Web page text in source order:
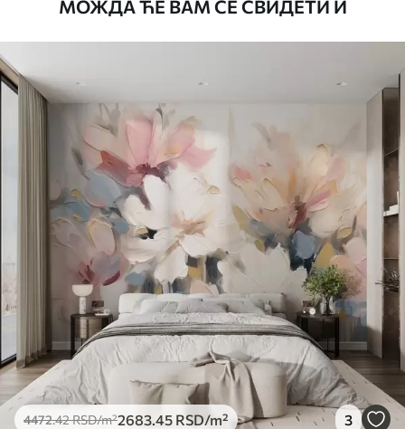
Доступни материјали
Стандард
.42 2683 .45RSD/m²
Премиум
5525.00 3315 .00RSD /m²
Премиум
.333800.00RSD/m²
Peel and Stick
8166.674900.00RSD/m²
МОЖДА ЋЕ ВАМ СЕ СВИДЕТИ И
4472.42RSD/m²2683 .45 RSD/m² 3